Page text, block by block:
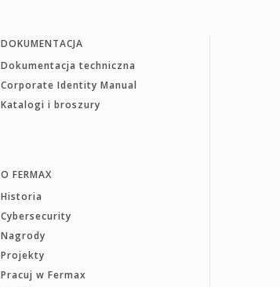
DOKUMENTACJA
Dokumentacja techniczna
Corporate Identity Manual
Katalogi i broszury
O FERMAX
Historia
Cybersecurity
Nagrody
Projekty
Pracuj w Fermax